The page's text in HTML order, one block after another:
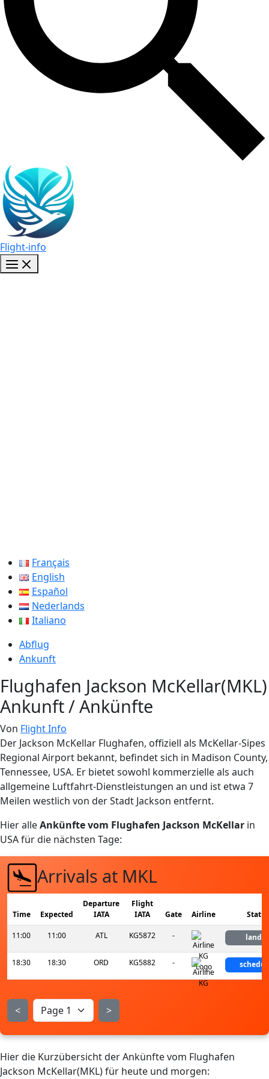
Flight-info
Main
Menu
Français
English
Español
Nederlands
Italiano
Abflug
Ankunft
Flughafen Jackson McKellar(MKL)
Ankunft / Ankünfte
Von Flight Info
Der Jackson McKellar Flughafen, offiziell als McKellar-Sipes
Regional Airport bekannt, befindet sich in Madison County,
Tennessee, USA. Er bietet sowohl kommerzielle als auch
allgemeine Luftfahrt-Dienstleistungen an und ist etwa 7
Meilen westlich von der Stadt Jackson entfernt.
Hier alleAnkünfte vom Flughafen Jackson McKellar in
USA für die nächsten Tage:
Arrivals at MKL
Time Expected
Departure
IATA
Flight
IATA
Gate Airline Status
11:00 11:00 ATL KG5872 -
18:30 18:30 ORD KG5882 -
< >
Hier die Kurzübersicht der Ankünfte vom Flughafen
Jackson McKellar(MKL) für heute und morgen: